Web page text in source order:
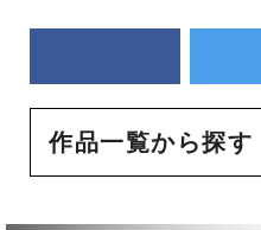
作品一覧から探